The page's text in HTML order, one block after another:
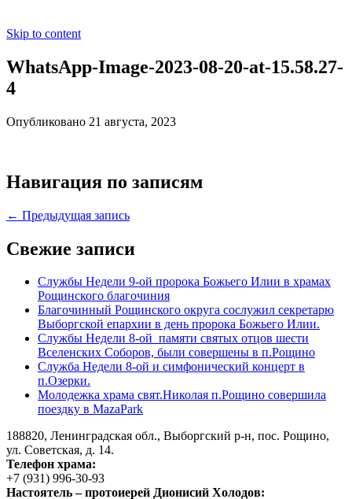
Skip to content
WhatsApp-Image-2023-08-20-at-15.58.27-
4
Опубликовано 21 августа, 2023
Навигация по записям
← Предыдущая запись
Свежие записи
Службы Недели 9-ой пророка Божьего Илии в храмах
Рощинского благочиния
Благочинный Рощинского округа сослужил секретарю
Выборгской епархии в день пророка Божьего Илии.
Службы Недели 8-ой памяти святых отцов шести
Вселенских Соборов, были совершены в п.Рощино
Служба Недели 8-ой и симфонический концерт в
п.Озерки.
Молодежка храма свят.Николая п.Рощино совершила
поездку в MazaPark
188820, Ленинградская обл., Выборгский р-н, пос. Рощино,
ул. Советская, д. 14.
Телефон храма:
+7 (931) 996-30-93
Настоятель – протоиерей Дионисий Холодов: